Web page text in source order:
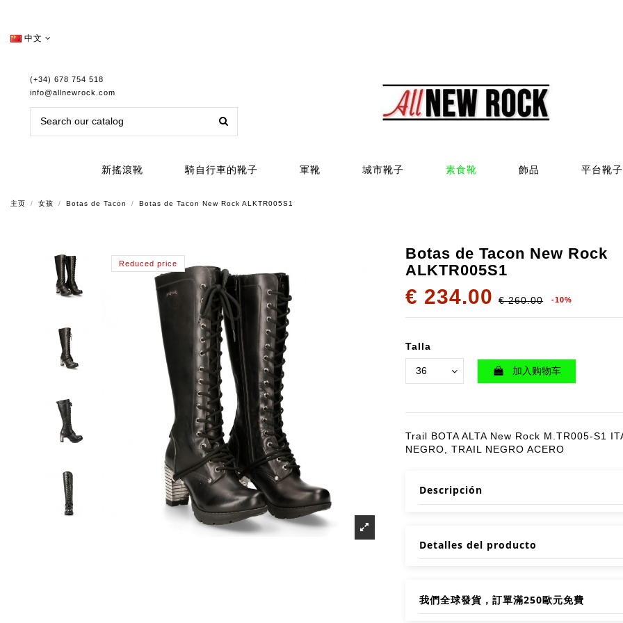
中文
(+34) 678 754 518
info@allnewrock.com
新搖滾靴 騎自行車的靴子 軍靴 城市靴子 素食靴 飾品 平台靴子
主页 女孩 Botas de Tacon Botas de Tacon New Rock ALKTR005S1
Reduced price
Botas de Tacon New Rock
ALKTR005S1
€ 234.00 € 260.00 -10%
Talla
加入购物车
Trail BOTA ALTA New Rock M.TR005-S1
NEGRO, TRAIL NEGRO ACERO
Descripción
Detalles del producto
我們全球發貨，訂單滿250歐元免費